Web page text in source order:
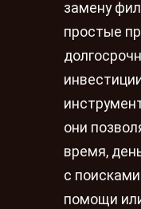
замену
простые
они
время,
с
помощи